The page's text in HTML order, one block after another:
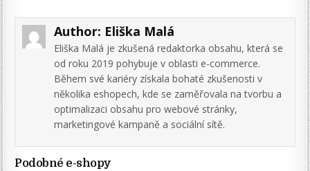
Author: Eliška Malá
Eliška Malá je zkušená redaktorka obsahu, která se
od roku 2019 pohybuje v oblasti e-commerce.
Během své kariéry získala bohaté zkušenosti v
několika eshopech, kde se zaměřovala na tvorbu a
optimalizaci obsahu pro webové stránky,
marketingové kampaně a sociální sítě.
Podobné e-shopy